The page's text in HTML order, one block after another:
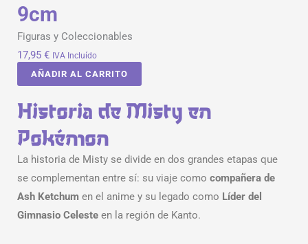
9cm
Figuras y Coleccionables
17,95 € IVA Incluído
AÑADIR AL CARRITO
Historia de Misty en
Pokémon
La historia de Misty se divide en dos grandes etapas que
se complementan entre sí: su viaje como compañera de
Ash Ketchum en el anime y su legado como Líder del
Gimnasio Celeste en la región de Kanto.